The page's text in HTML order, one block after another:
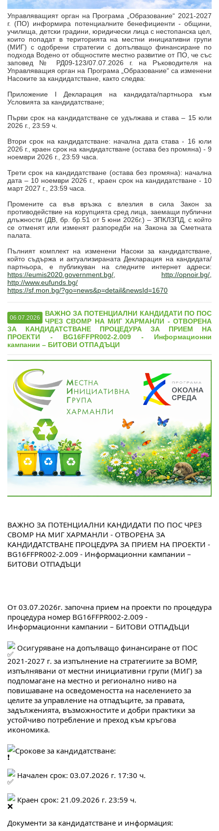
Управляващият орган на Програма „Образование“ 2021-2027
г. (ПО) информира потенциалните бенефициенти - общини,
училища, детски градини, юридически лица с нестопанска цел,
които попадат в територията на местни инициативни групи
(МИГ) с одобрени стратегии с допълващо финансиране по
подхода Водено от общностите местно развитие от ПО, че със
заповед № РД09-123/07.07.2026 г. на Ръководителя на
Управляващия орган на Програма „Образование“ са изменени
Насоките за кандидатстване, както следва:
Приложение I Декларация на кандидата/партньора към
Условията за кандидатстване;
Първи срок на кандидатстване се удължава и става – 15 юли
2026 г., 23:59 ч.
Втори срок на кандидатстване: начална дата става - 16 юли
2026 г., краен срок на кандидатстване (остава без промяна) - 9
ноември 2026 г., 23:59 часа.
Трети срок на кандидатстване (остава без промяна): начална
дата – 10 ноември 2026 г., краен срок на кандидатстване - 10
март 2027 г., 23:59 часа.
Промените са във връзка с влезлия в сила Закон за
противодействие на корупцията сред лица, заемащи публични
длъжности (ДВ, бр. бр.51 от 5 юни 2026г.) – ЗПКЛЗПД, с който
се отменят или изменят разпоредби на Закона за Сметната
палата.
Пълният комплект на изменени Насоки за кандидатстване,
който съдържа и актуализираната Декларация на кандидата/
партньора, е публикуван на следните интернет адреси:
https://eumis2020.government.bg/
http://opnoir.bg/
http://www.eufunds.bg/
https://sf.mon.bg/?go=news&p=detail&newsId=1670
06.07.2026
ВАЖНО ЗА ПОТЕНЦИАЛНИ КАНДИДАТИ ПО ПОС
ЧРЕЗ СВОМР НА МИГ ХАРМАНЛИ - ОТВОРЕНА
ЗА КАНДИДАТСТВАНЕ ПРОЦЕДУРА ЗА ПРИЕМ НА
ПРОЕКТИ - BG16FFPR002-2.009 - Информационни
кампании – БИТОВИ ОТПАДЪЦИ
ВАЖНО ЗА ПОТЕНЦИАЛНИ КАНДИДАТИ ПО ПОС ЧРЕЗ
СВОМР НА МИГ ХАРМАНЛИ - ОТВОРЕНА ЗА
КАНДИДАТСТВАНЕ ПРОЦЕДУРА ЗА ПРИЕМ НА ПРОЕКТИ -
BG16FFPR002-2.009 - Информационни кампании –
БИТОВИ ОТПАДЪЦИ
От 03.07.2026г. започна прием на проекти по процедура
процедура номер BG16FFPR002-2.009 -
Информационни кампании – БИТОВИ ОТПАДЪЦИ
Осигуряване на допълващо финансиране от ПОС
2021-2027 г. за изпълнение на стратегиите за ВОМР,
изпълнявани от местни инициативни групи (МИГ) за
подпомагане на местно и регионално ниво на
повишаване на осведомеността на населението за
целите за управление на отпадъците, за правата,
задълженията, възможностите и добри практики за
устойчиво потребление и преход към кръгова
икономика.
Срокове за кандидатстване:
Начален срок: 03.07.2026 г. 17:30 ч.
Краен срок: 21.09.2026 г. 23:59 ч.
Документи за кандидатстване и информация: